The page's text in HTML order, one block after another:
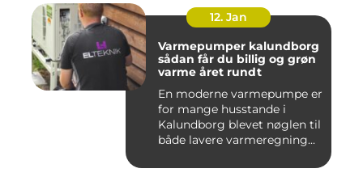
12. Jan
Varmepumper kalundborg
sådan får du billig og grøn
varme året rundt
En moderne varmepumpe er
for mange husstande i
Kalundborg blevet nøglen til
både lavere varmeregning...